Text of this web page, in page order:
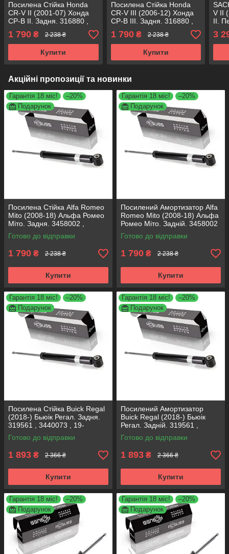
Посилена Стійка Honda
CR-V II (2001-07) Хонда
СР-В II. Задня. 316880 ,
341463 , 341492 341463
KOREA Аксусс!
1 790 ₴ 2 238 ₴
Купити
Посилена Стійка Honda
CR-V III (2006-12) Хонда
СР-В III. Задня. 316880 ,
341463 , 341492 341463
KOREA Аксусс!
1 790₴ 2 238 ₴
Купити
V II
II.
3
Акційні пропозиції та новинки
Гарантія 18 міс!
–20%
Подарунок
Посилена Стійка Alfa Romeo
Mito (2008-18) Альфа Ромео
Міто. Задня. 3458002 ,
317722. KOREA Аксусс!
Готово до відправки
1 790 ₴ 2 238 ₴
Купити
Гарантія 18 міс!
–20%
Подарунок
Посилений Амортизатор Alfa
Romeo Mito (2008-18) Альфа
Ромео Міто. Задній. 3458002
, 317722. KOREA Аксусс!
Готово до відправки
1 790 ₴ 2 238 ₴
Купити
Гарантія 18 міс!
–20%
Подарунок
Посилена Стійка Buick Regal
(2018-) Бьюік Регал. Задня.
319561 , 3440073 , 19-
280615. KOREA Аксусс!
Готово до відправки
1 893 ₴ 2 366 ₴
Купити
Гарантія 18 міс!
–20%
Подарунок
Посилений Амортизатор
Buick Regal (2018-) Бьюік
Регал. Задній. 319561 ,
3440073 , 19-280615. KOREA
Аксусс!
Готово до відправки
1 893 ₴ 2 366 ₴
Купити
Гарантія 18 міс!
–20%
Подарунок
Гарантія 18 міс!
–20%
Подарунок